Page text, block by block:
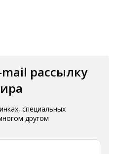
рассылку
специальных
другом